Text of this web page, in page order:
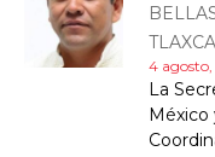
4
La
México